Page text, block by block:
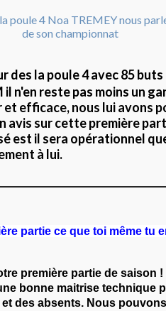
des la poule 4 avec 85
il n'en reste pas moins un
et efficace, nous lui avons
avis sur cette première
est il sera opérationnel
à lui.
partie ce que toi même tu
première partie de saison
bonne maitrise technique
des absents. Nous